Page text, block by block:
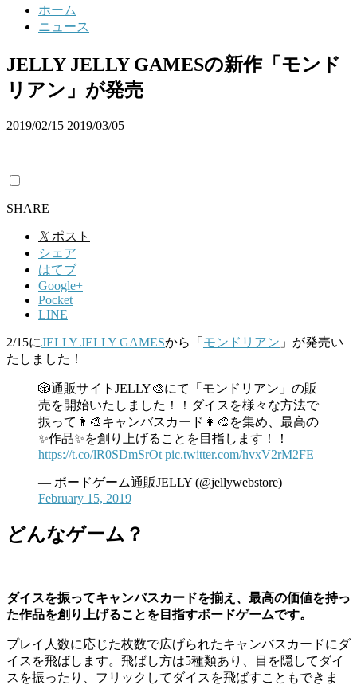
ホーム
ニュース
JELLY JELLY GAMESの新作「モンド
リアン」が発売
2019/02/15 2019/03/05
SHARE
𝕏 ポスト
シェア
はてブ
Google+
Pocket
LINE
2/15にJELLY JELLY GAMESから「 モンドリアン 」が発売い
たしました！
🎲通販サイトJELLY🎨にて「モンドリアン」の販
売を開始いたしました！！ダイスを様々な方法で
振って👨‍🎨キャンバスカード👩‍🎨を集め、最高の
✨作品✨を創り上げることを目指します！！
https://t.co/lR0SDmSrOt pic.twitter.com/hvxV2rM2FE
— ボードゲーム通販JELLY (@jellywebstore)
February 15, 2019
どんなゲーム？
ダイスを振ってキャンバスカードを揃え、最高の価値を持っ
た作品を創り上げることを目指すボードゲームです。
プレイ人数に応じた枚数で広げられたキャンバスカードにダ
イスを飛ばします。飛ばし方は5種類あり、目を隠してダイ
スを振ったり、フリックしてダイスを飛ばすこともできま